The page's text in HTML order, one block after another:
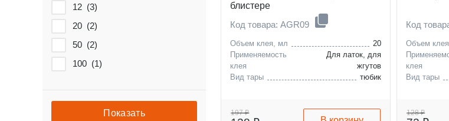
12 (3)
20 (2)
50 (2)
100 (1)
блистере
Код товара: AGR09
Объем клея, мл
20
Применяемость
клея
Для латок, для
жгутов
Вид тары
тюбик
197 ₽
Код
Объем
клея
Вид тары
128 ₽